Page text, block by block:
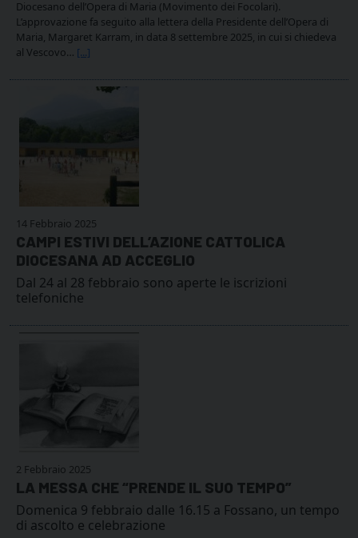
Diocesano dell’Opera di Maria (Movimento dei Focolari).
L’approvazione fa seguito alla lettera della Presidente dell’Opera di
Maria, Margaret Karram, in data 8 settembre 2025, in cui si chiedeva
al Vescovo… [...]
14 Febbraio 2025
CAMPI ESTIVI DELL’AZIONE CATTOLICA
DIOCESANA AD ACCEGLIO
Dal 24 al 28 febbraio sono aperte le iscrizioni
telefoniche
2 Febbraio 2025
LA MESSA CHE “PRENDE IL SUO TEMPO”
Domenica 9 febbraio dalle 16.15 a Fossano, un tempo
di ascolto e celebrazione